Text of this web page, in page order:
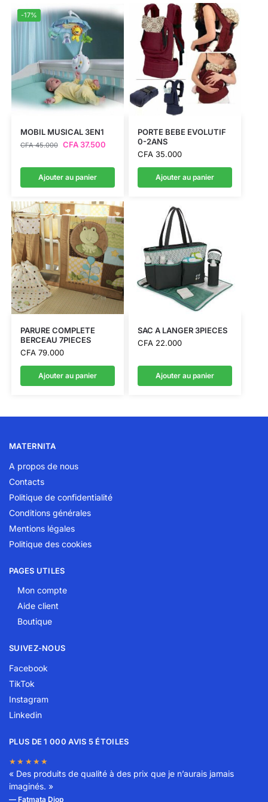
-17%
MOBIL MUSICAL 3EN1
CFA45.000 CFA37.500
Ajouter au panier
PORTE BEBE EVOLUTIF
0-2ANS
CFA35.000
Ajouter au panier
PARURE COMPLETE
BERCEAU 7PIECES
CFA79.000
Ajouter au panier
SAC A LANGER 3PIECES
CFA22.000
Ajouter au panier
MATERNITA
A propos de nous
Contacts
Politique de confidentialité
Conditions générales
Mentions légales
Politique des cookies
PAGES UTILES
Mon compte
Aide client
Boutique
SUIVEZ-NOUS
Facebook
TikTok
Instagram
Linkedin
PLUS DE 1 000 AVIS 5 ÉTOILES
★★★★★
« Des produits de qualité à des prix que je n’aurais jamais
imaginés. »
— Fatmata Diop